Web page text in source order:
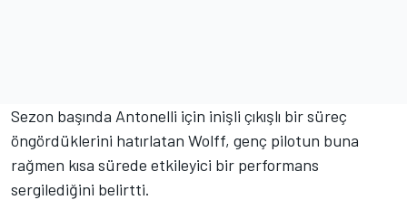
Sezon başında Antonelli için inişli çıkışlı bir süreç
öngördüklerini hatırlatan Wolff, genç pilotun buna
rağmen kısa sürede etkileyici bir performans
sergilediğini belirtti.